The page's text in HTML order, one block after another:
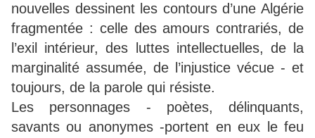
nouvelles dessinent les contours d’une Algérie
fragmentée : celle des amours contrariés, de
l’exil intérieur, des luttes intellectuelles, de la
marginalité assumée, de l’injustice vécue - et
toujours, de la parole qui résiste.
Les personnages - poètes, délinquants,
savants ou anonymes -portent en eux le feu